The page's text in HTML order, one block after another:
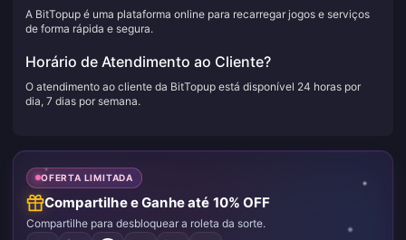
A BitTopup é uma plataforma online para recarregar jogos e serviços
de forma rápida e segura.
Horário de Atendimento ao Cliente?
O atendimento ao cliente da BitTopup está disponível 24 horas por
dia, 7 dias por semana.
OFERTA LIMITADA
Compartilhe e Ganhe até 10% OFF
Compartilhe para desbloquear a roleta da sorte.